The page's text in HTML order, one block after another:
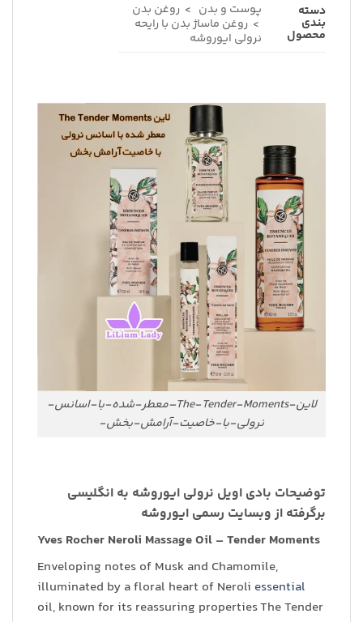
دسته
بندی
محصول
پوست و بدن > روغن بدن
> روغن ماساژ بدن با رایحه
نرولی ایوروشه
لاین-The-Tender-Moments–معطر-شده-با-اسانس-
نرولی-با-خاصیت-آرامش-بخش-
توضیحات بادی اویل نرولی ایوروشه به انگلیسی
برگرفته از وبسایت رسمی ایوروشه
Yves Rocher Neroli Massage Oil – Tender Moments
Enveloping notes of Musk and Chamomile,
illuminated by a floral heart of Neroli essential
oil, known for its reassuring properties The Tender